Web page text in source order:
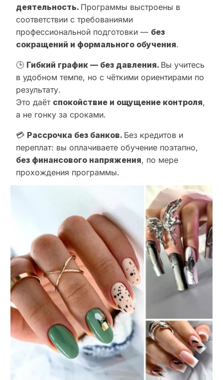
деятельность. Программы выстроены в
соответствии с требованиями
профессиональной подготовки — без
сокращений и формального обучения.
🕒 Гибкий график — без давления. Вы учитесь
в удобном темпе, но с чёткими ориентирами по
результату.
Это даёт спокойствие и ощущение контроля,
а не гонку за сроками.
💳 Рассрочка без банков. Без кредитов и
переплат: вы оплачиваете обучение поэтапно,
без финансового напряжения, по мере
прохождения программы.